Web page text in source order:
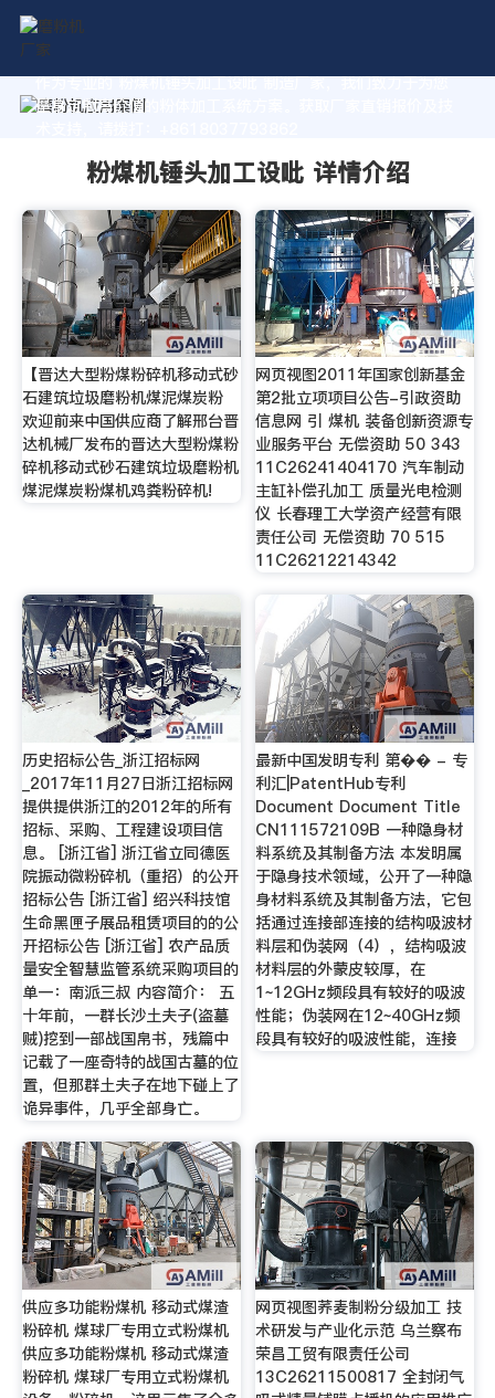
作为专业的 粉煤机锤头加工设吡 制造厂家，我们致力于为您
量身定制高价值的粉体加工系统方案。获取厂家直销报价及技
粉煤机锤头加工设吡 详情介绍
【晋达大型粉煤粉碎机移动式砂
石建筑垃圾磨粉机煤泥煤炭粉
欢迎前来中国供应商了解邢台晋
达机械厂发布的晋达大型粉煤粉
碎机移动式砂石建筑垃圾磨粉机
煤泥煤炭粉煤机鸡粪粉碎机!
网页视图2011年国家创新基金
第2批立项项目公告-引政资助
信息网 引 煤机 装备创新资源专
业服务平台 无偿资助 50 343
11C26241404170 汽车制动
主缸补偿孔加工 质量光电检测
仪 长春理工大学资产经营有限
责任公司 无偿资助 70 515
11C26212214342
历史招标公告_浙江招标网
_2017年11月27日浙江招标网
提供提供浙江的2012年的所有
招标、采购、工程建设项目信
息。 [浙江省] 浙江省立同德医
院振动微粉碎机（重招）的公开
招标公告 [浙江省] 绍兴科技馆
生命黑匣子展品租赁项目的的公
开招标公告 [浙江省] 农产品质
量安全智慧监管系统采购项目的
单一：南派三叔 内容简介： 五
十年前，一群长沙土夫子(盗墓
贼)挖到一部战国帛书，残篇中
记载了一座奇特的战国古墓的位
置，但那群土夫子在地下碰上了
诡异事件，几乎全部身亡。
最新中国发明专利 第�� - 专
利汇|PatentHub专利
Document Document Title
CN111572109B 一种隐身材
料系统及其制备方法 本发明属
于隐身技术领域，公开了一种隐
身材料系统及其制备方法，它包
括通过连接部连接的结构吸波材
料层和伪装网（4），结构吸波
材料层的外蒙皮较厚，在
1~12GHz频段具有较好的吸波
性能；伪装网在12~40GHz频
段具有较好的吸波性能，连接
供应多功能粉煤机 移动式煤渣
粉碎机 煤球厂专用立式粉煤机
供应多功能粉煤机 移动式煤渣
粉碎机 煤球厂专用立式粉煤机
网页视图荞麦制粉分级加工 技
术研发与产业化示范 乌兰察布
荣昌工贸有限责任公司
13C26211500817 全封闭气